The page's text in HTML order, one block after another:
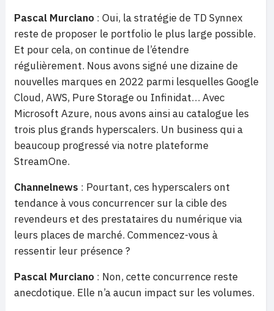
Pascal Murciano : Oui, la stratégie de TD Synnex
reste de proposer le portfolio le plus large possible.
Et pour cela, on continue de l’étendre
régulièrement. Nous avons signé une dizaine de
nouvelles marques en 2022 parmi lesquelles Google
Cloud, AWS, Pure Storage ou Infinidat… Avec
Microsoft Azure, nous avons ainsi au catalogue les
trois plus grands hyperscalers. Un business qui a
beaucoup progressé via notre plateforme
StreamOne.
Channelnews : Pourtant, ces hyperscalers ont
tendance à vous concurrencer sur la cible des
revendeurs et des prestataires du numérique via
leurs places de marché. Commencez-vous à
ressentir leur présence ?
Pascal Murciano : Non, cette concurrence reste
anecdotique. Elle n’a aucun impact sur les volumes.